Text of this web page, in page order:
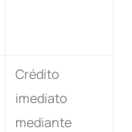
Crédito
imediato
mediante